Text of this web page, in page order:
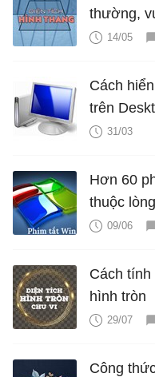
thường,
14/05
Cách
trên
31/03
Hơn 60
thuộc lòng
09/06
Cách
hình tròn
29/07
Công